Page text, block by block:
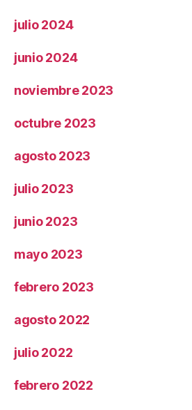
julio 2024
junio 2024
noviembre 2023
octubre 2023
agosto 2023
julio 2023
junio 2023
mayo 2023
febrero 2023
agosto 2022
julio 2022
febrero 2022